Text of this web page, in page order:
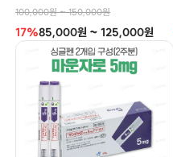
100,000원 ~ 150,000원
17%85,000원 ~ 125,000원